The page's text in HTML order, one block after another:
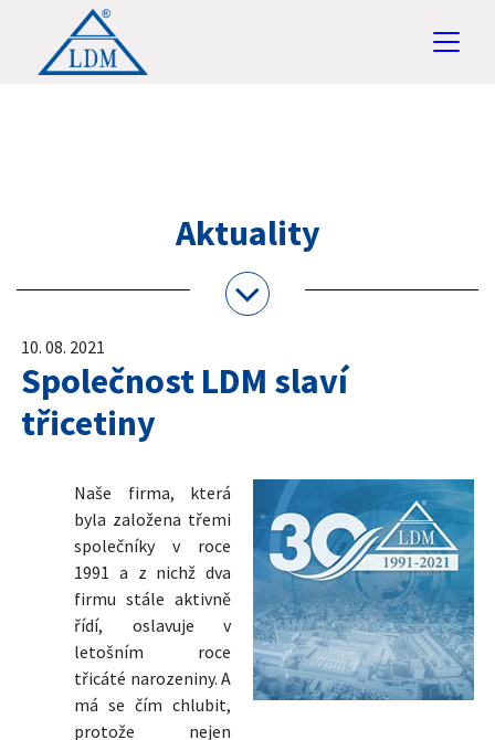
Aktuality
10. 08. 2021
Společnost LDM slaví
třicetiny
Naše firma, která
byla založena třemi
společníky v roce
1991 a z nichž dva
firmu stále aktivně
řídí, oslavuje v
letošním roce
třicáté narozeniny. A
má se čím chlubit,
protože nejen